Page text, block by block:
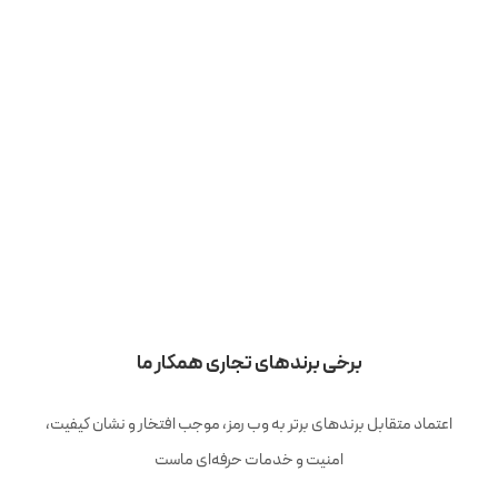
برخی برندهای تجاری همکار ما
اعتماد متقابل برندهای برتر به وب رمز، موجب افتخار و نشان کیفیت،
امنیت و خدمات حرفه‌ای ماست